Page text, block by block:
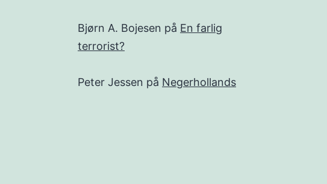
Bjørn A. Bojesen på En farlig
terrorist?
Peter Jessen på Negerhollands